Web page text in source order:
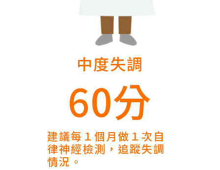
中度失調
60分
建議每１個月做１次自
律神經檢測，追蹤失調
情況。